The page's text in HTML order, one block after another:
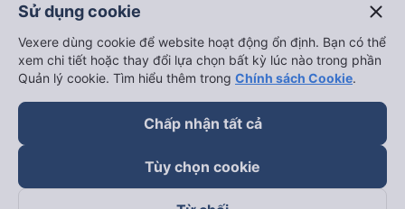
Sử dụng cookie close
Vexere dùng cookie để website hoạt động ổn định. Bạn có thể
xem chi tiết hoặc thay đổi lựa chọn bất kỳ lúc nào trong phần
Quản lý cookie. Tìm hiểu thêm trong Chính sách Cookie.
Chấp nhận tất cả
Tùy chọn cookie